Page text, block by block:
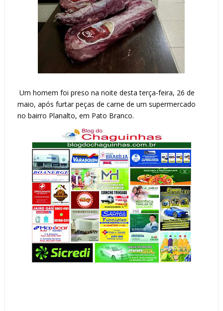
Um homem foi preso na noite desta terça-feira, 26 de
maio, após furtar peças de carne de um supermercado
no bairro Planalto, em Pato Branco.